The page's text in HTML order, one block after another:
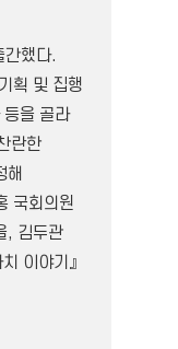
간했다.
획 및 집행
을 골라
란한
해
국회의원
, 김두관
이야기』